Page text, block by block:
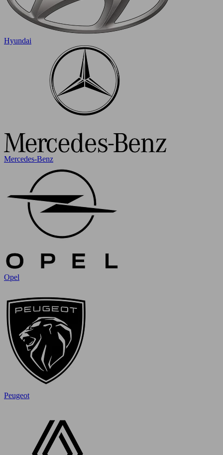
Hyundai
Mercedes-Benz
Opel
Peugeot